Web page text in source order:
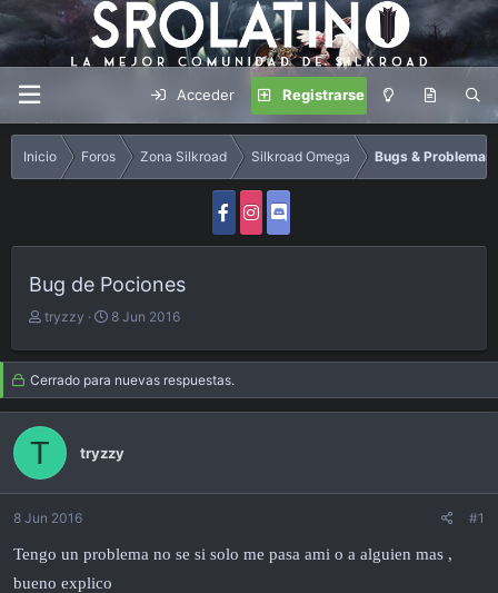
Acceder Registrarse
Inicio Foros Zona Silkroad Silkroad Omega Bugs & Problemas
Bug de Pociones
A
t
o
r
tryzzy
F
c
h
a
i
i
8 Jun 2016
Cerrado para nuevas respuestas.
T tryzzy
8 Jun 2016 #1
Tengo un problema no se si solo me pasa ami o a alguien mas ,
bueno explico